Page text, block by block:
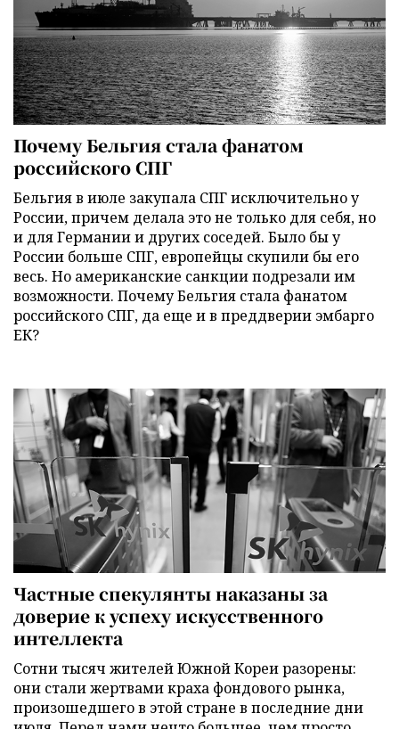
Почему Бельгия стала фанатом
российского СПГ
Бельгия в июле закупала СПГ исключительно у
России, причем делала это не только для себя, но
и для Германии и других соседей. Было бы у
России больше СПГ, европейцы скупили бы его
весь. Но американские санкции подрезали им
возможности. Почему Бельгия стала фанатом
российского СПГ, да еще и в преддверии эмбарго
ЕК?
Частные спекулянты наказаны за
доверие к успеху искусственного
интеллекта
Сотни тысяч жителей Южной Кореи разорены:
они стали жертвами краха фондового рынка,
произошедшего в этой стране в последние дни